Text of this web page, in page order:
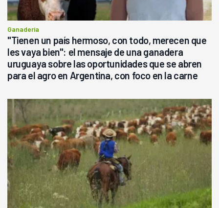
Ganadería
"Tienen un país hermoso, con todo, merecen que
les vaya bien": el mensaje de una ganadera
uruguaya sobre las oportunidades que se abren
para el agro en Argentina, con foco en la carne